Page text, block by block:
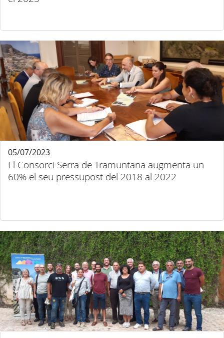
El Consorci Serra de Tramuntana augmenta un
60% el seu pressupost del 2018 al 2022
05/07/2023